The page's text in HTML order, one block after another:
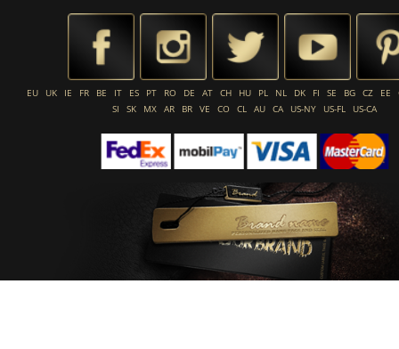
EU UK IE FR BE IT ES PT RO DE AT CH HU PL NL DK FI SE BG CZ EE
SI
SK MX AR BR VE CO CL AU CA US-NY US-FL US-CA